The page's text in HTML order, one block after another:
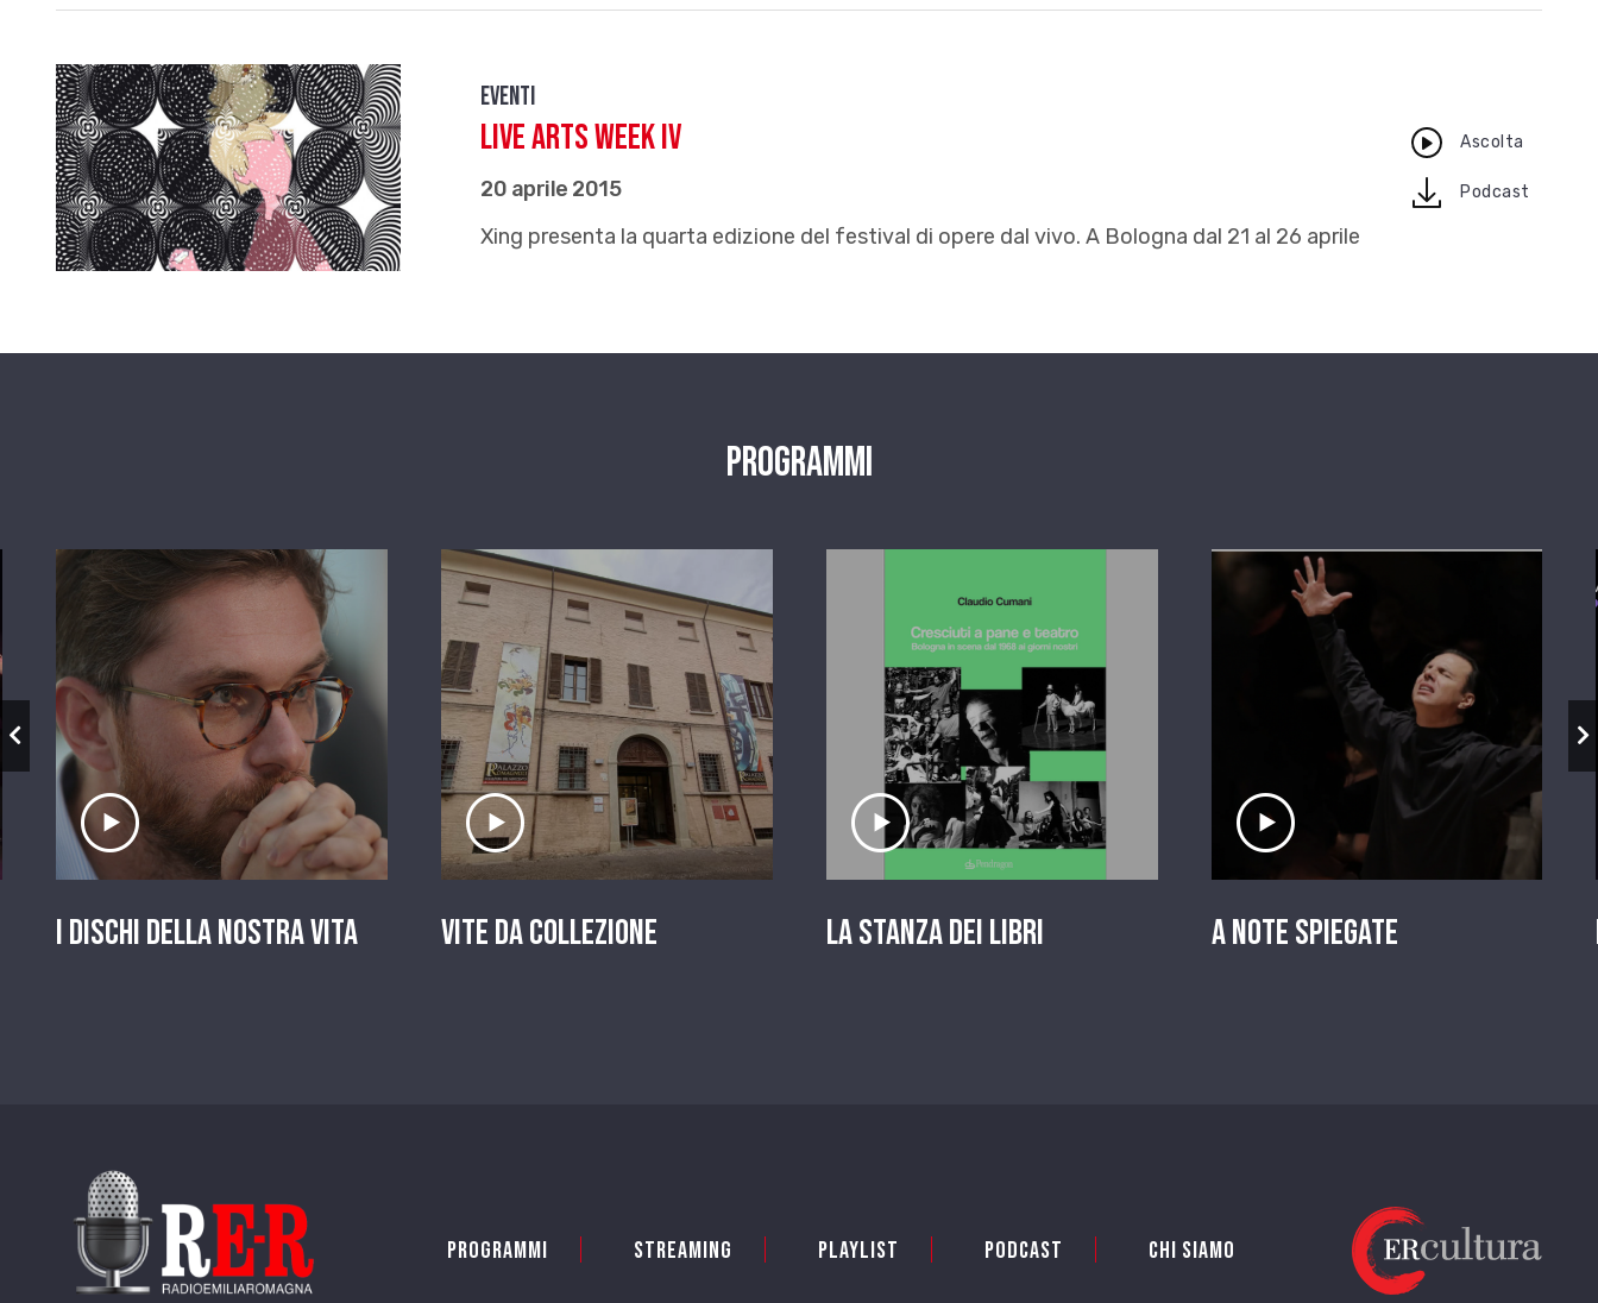
Eventi
Live Arts Week IV
20 aprile 2015
Xing presenta la quarta edizione del festival di opere dal vivo. A Bologna dal 21 al 26 aprile
Ascolta
downloadPodcast
Programmi
Ascolta il servizio
I dischi della nostra vita
Ascolta il servizio
Vite da Collezione
Ascolta il servizio
La stanza dei Libri
Ascolta il servizio
A Note Spiegate
Programmi Streaming Playlist PODCAST Chi siamo